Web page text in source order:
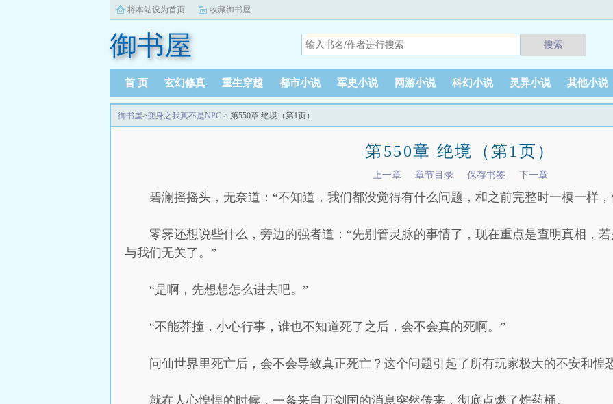
将本站设为首页 收藏御书屋
御书屋 搜索
首 页 玄幻修真 重生穿越 都市小说 军史小说 网游小说 科幻小说 灵异小说 其他小说
御书屋>变身之我真不是NPC > 第550章 绝境（第1页）
第550章 绝境（第1页）
上一章 章节目录 保存书签 下一章
碧澜摇摇头，无奈道：“不知道，我们都没觉得有什么问题，和之前完整时一模一样
零霁还想说些什么，旁边的强者道：“先别管灵脉的事情了，现在重点是查明真相，
与我们无关了。”
“是啊，先想想怎么进去吧。”
“不能莽撞，小心行事，谁也不知道死了之后，会不会真的死啊。”
问仙世界里死亡后，会不会导致真正死亡？这个问题引起了所有玩家极大的不安和惶
就在人心惶惶的时候，一条来自万剑国的消息突然传来，彻底点燃了炸药桶。